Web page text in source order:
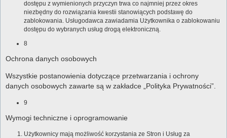
dostępu z wymienionych przyczyn trwa co najmniej przez okres
niezbędny do rozwiązania kwestii stanowiących podstawę do
zablokowania. Usługodawca zawiadamia Użytkownika o zablokowaniu
dostępu do wybranych usług drogą elektroniczną.
8
Ochrona danych osobowych
Wszystkie postanowienia dotyczące przetwarzania i ochrony
danych osobowych zawarte są w zakładce „Polityka Prywatności”.
9
Wymogi techniczne i oprogramowanie
Użytkownicy mają możliwość korzystania ze Stron i Usług za